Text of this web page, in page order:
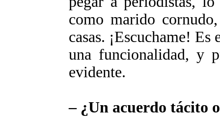
como marido
casas. ¡Escuchame!
una funcionalidad, y
evidente.
– ¿Un acuerdo tácito